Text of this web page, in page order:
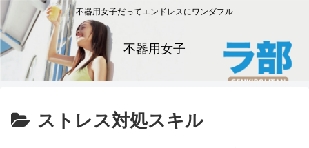
不器用女子だってエンドレスにワンダフル
不器用女子
ストレス対処スキル